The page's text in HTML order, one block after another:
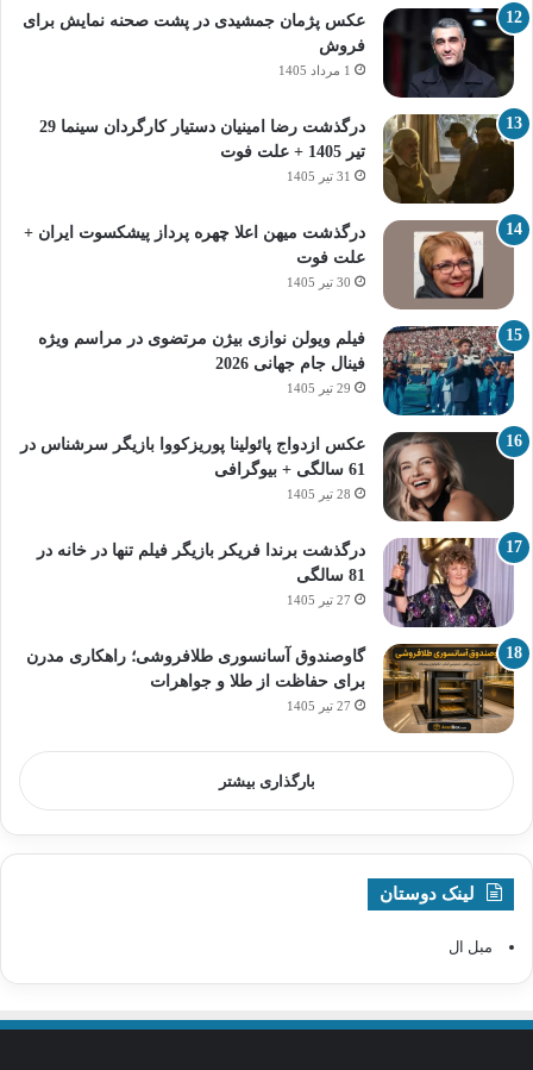
عکس پژمان جمشیدی در پشت صحنه نمایش برای
فروش
1 مرداد 1405
درگذشت رضا امینیان دستیار کارگردان سینما 29
تیر 1405 + علت فوت
31 تیر 1405
درگذشت میهن اعلا چهره پرداز پیشکسوت ایران +
علت فوت
30 تیر 1405
فیلم ویولن نوازی بیژن مرتضوی در مراسم ویژه
فینال جام جهانی 2026
29 تیر 1405
عکس ازدواج پائولینا پوریزکووا بازیگر سرشناس در
61 سالگی + بیوگرافی
28 تیر 1405
درگذشت برندا فریکر بازیگر فیلم تنها در خانه در
81 سالگی
27 تیر 1405
گاوصندوق آسانسوری طلافروشی؛ راهکاری مدرن
برای حفاظت از طلا و جواهرات
27 تیر 1405
بارگذاری بیشتر
لینک دوستان
مبل ال